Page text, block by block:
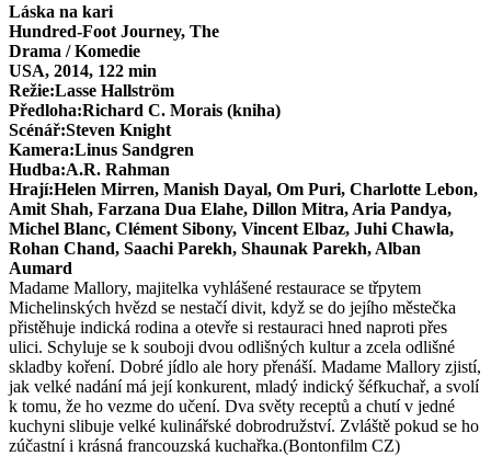
Láska na kari
Hundred-Foot Journey, The
Drama / Komedie
USA, 2014, 122 min
Režie:Lasse Hallström
Předloha:Richard C. Morais (kniha)
Scénář:Steven Knight
Kamera:Linus Sandgren
Hudba:A.R. Rahman
Hrají:Helen Mirren, Manish Dayal, Om Puri, Charlotte Lebon,
Amit Shah, Farzana Dua Elahe, Dillon Mitra, Aria Pandya,
Michel Blanc, Clément Sibony, Vincent Elbaz, Juhi Chawla,
Rohan Chand, Saachi Parekh, Shaunak Parekh, Alban
Aumard
Madame Mallory, majitelka vyhlášené restaurace se třpytem
Michelinských hvězd se nestačí divit, když se do jejího městečka
přistěhuje indická rodina a otevře si restauraci hned naproti přes
ulici. Schyluje se k souboji dvou odlišných kultur a zcela odlišné
skladby koření. Dobré jídlo ale hory přenáší. Madame Mallory zjistí,
jak velké nadání má její konkurent, mladý indický šéfkuchař, a svolí
k tomu, že ho vezme do učení. Dva světy receptů a chutí v jedné
kuchyni slibuje velké kulinářské dobrodružství. Zvláště pokud se ho
zúčastní i krásná francouzská kuchařka.(Bontonfilm CZ)